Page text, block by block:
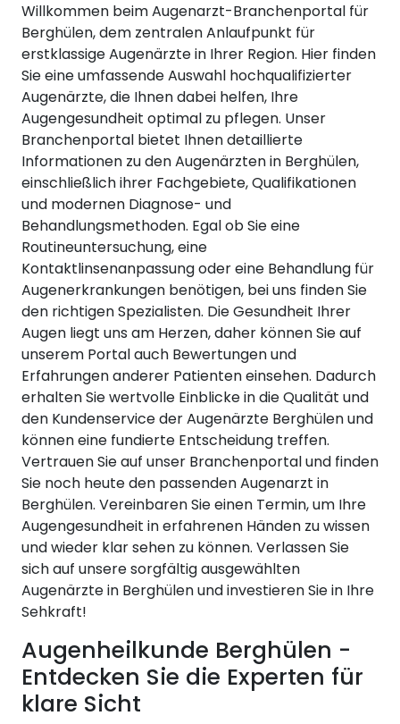
Willkommen beim Augenarzt-Branchenportal für
Berghülen, dem zentralen Anlaufpunkt für
erstklassige Augenärzte in Ihrer Region. Hier finden
Sie eine umfassende Auswahl hochqualifizierter
Augenärzte, die Ihnen dabei helfen, Ihre
Augengesundheit optimal zu pflegen. Unser
Branchenportal bietet Ihnen detaillierte
Informationen zu den Augenärzten in Berghülen,
einschließlich ihrer Fachgebiete, Qualifikationen
und modernen Diagnose- und
Behandlungsmethoden. Egal ob Sie eine
Routineuntersuchung, eine
Kontaktlinsenanpassung oder eine Behandlung für
Augenerkrankungen benötigen, bei uns finden Sie
den richtigen Spezialisten. Die Gesundheit Ihrer
Augen liegt uns am Herzen, daher können Sie auf
unserem Portal auch Bewertungen und
Erfahrungen anderer Patienten einsehen. Dadurch
erhalten Sie wertvolle Einblicke in die Qualität und
den Kundenservice der Augenärzte Berghülen und
können eine fundierte Entscheidung treffen.
Vertrauen Sie auf unser Branchenportal und finden
Sie noch heute den passenden Augenarzt in
Berghülen. Vereinbaren Sie einen Termin, um Ihre
Augengesundheit in erfahrenen Händen zu wissen
und wieder klar sehen zu können. Verlassen Sie
sich auf unsere sorgfältig ausgewählten
Augenärzte in Berghülen und investieren Sie in Ihre
Sehkraft!
Augenheilkunde Berghülen -
Entdecken Sie die Experten für
klare Sicht